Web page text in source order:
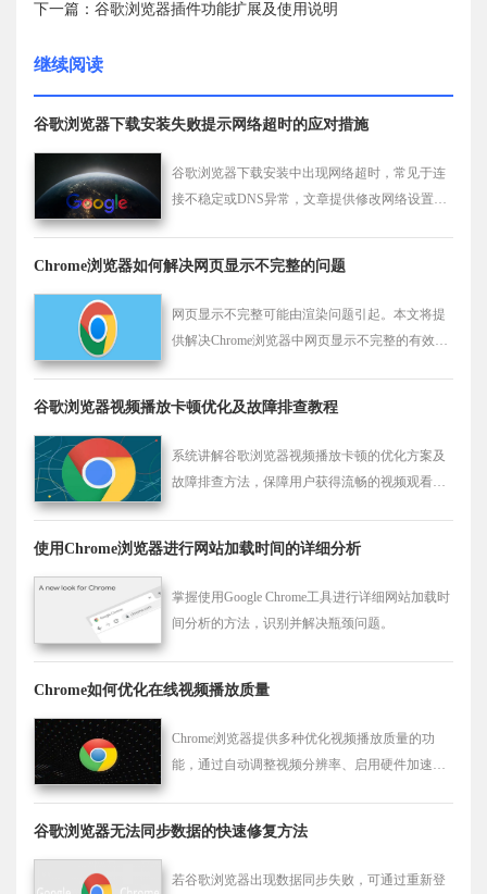
下一篇：谷歌浏览器插件功能扩展及使用说明
继续阅读
谷歌浏览器下载安装失败提示网络超时的应对措施
谷歌浏览器下载安装中出现网络超时，常见于连
接不稳定或DNS异常，文章提供修改网络设置与
Chrome浏览器如何解决网页显示不完整的问题
网页显示不完整可能由渲染问题引起。本文将提
供解决Chrome浏览器中网页显示不完整的有效方
谷歌浏览器视频播放卡顿优化及故障排查教程
系统讲解谷歌浏览器视频播放卡顿的优化方案及
故障排查方法，保障用户获得流畅的视频观看体
使用Chrome浏览器进行网站加载时间的详细分析
掌握使用Google Chrome工具进行详细网站加载时
间分析的方法，识别并解决瓶颈问题。
Chrome如何优化在线视频播放质量
Chrome浏览器提供多种优化视频播放质量的功
能，通过自动调整视频分辨率、启用硬件加速等
谷歌浏览器无法同步数据的快速修复方法
若谷歌浏览器出现数据同步失败，可通过重新登